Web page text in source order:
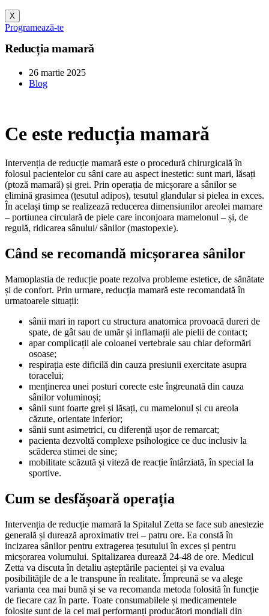
X
Programează-te
Reducția mamară
26 martie 2025
Blog
Ce este reducția mamară
Intervenția de reducție mamară este o procedură chirurgicală în
folosul pacientelor cu sâni care au aspect inestetic: sunt mari, lăsați
(ptoză mamară) și grei. Prin operația de micșorare a sânilor se
elimină grasimea (țesutul adipos), tesutul glandular si pielea in exces.
În același timp se realizează reducerea dimensiunilor areolei mamare
– portiunea circulară de piele care inconjoara mamelonul – și, de
regulă, ridicarea sânului/ sânilor (mastopexie).
Când se recomandă micșorarea sânilor
Mamoplastia de reducție poate rezolva probleme estetice, de sănătate
și de confort. Prin urmare, reducția mamară este recomandată în
urmatoarele situații:
sânii mari in raport cu structura anatomica provoacă dureri de
spate, de gât sau de umăr și inflamații ale pielii de contact;
apar complicații ale coloanei vertebrale sau chiar deformări
osoase;
respirația este dificilă din cauza presiunii exercitate asupra
toracelui;
menținerea unei posturi corecte este îngreunată din cauza
sânilor voluminoși;
sânii sunt foarte grei și lăsați, cu mamelonul și cu areola
căzute, orientate inferior;
sânii sunt asimetrici, cu diferență ușor de remarcat;
pacienta dezvoltă complexe psihologice ce duc inclusiv la
scăderea stimei de sine;
mobilitate scăzută și viteză de reacție întârziată, în special la
sportive.
Cum se desfășoară operația
Intervenția de reducție mamară la Spitalul Zetta se face sub anestezie
generală și durează aproximativ trei – patru ore. Ea constă în
incizarea sânilor pentru extragerea țesutului în exces și pentru
micșorarea volumului. Spitalizarea durează 24-48 de ore. Medicul
Zetta va discuta în detaliu așteptările pacientei și va evalua
posibilitățile de a le transpune în realitate. Împreună se va alege
varianta cea mai bună și se va recomanda metoda folosită în funcție
de fiecare caz în parte. Toate consumabilele și medicamentele
folosite sunt de la cei mai performanți producători mondiali din